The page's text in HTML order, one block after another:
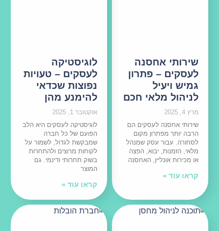
שירותי אחסנה
לעסקים – פתרון
גמיש ויעיל
לניהול מלאי חכם
מרץ 4, 2025
שירותי אחסנה לעסקים הם
הרבה יותר מפתרון מקום
לסחורה. עבור עסק שמנהל
מלאי, הזמנות, יבוא, הפצה
או מכירות אונליין, האחסנה
קראו עוד »
לוגיסטיקה
לעסקים – טעויות
נפוצות שכדאי
להימנע מהן
אוקטובר 1, 2025
לוגיסטיקה לעסקים היא הלב
הפועם של כל חברה
שמבקשת לגדול, לשמור על
לקוחות מרוצים ולהתחרות
בשוק תחרותי ודינמי. גם
המוצר
קראו עוד »